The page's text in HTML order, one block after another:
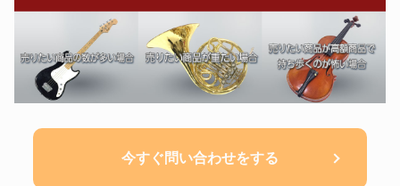
今すぐ問い合わせをする